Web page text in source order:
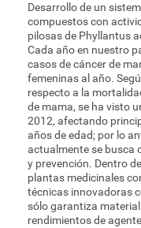
Desarrollo de un
compuestos con
pilosas de Phyllantus
Cada año en nuestro
casos de cáncer de
femeninas al año.
respecto a la
de mama, se ha visto
2012, afectando
años de edad; por lo
actualmente se busca
y prevención. Dentro
plantas medicinales
técnicas innovadoras
sólo garantiza
rendimientos de